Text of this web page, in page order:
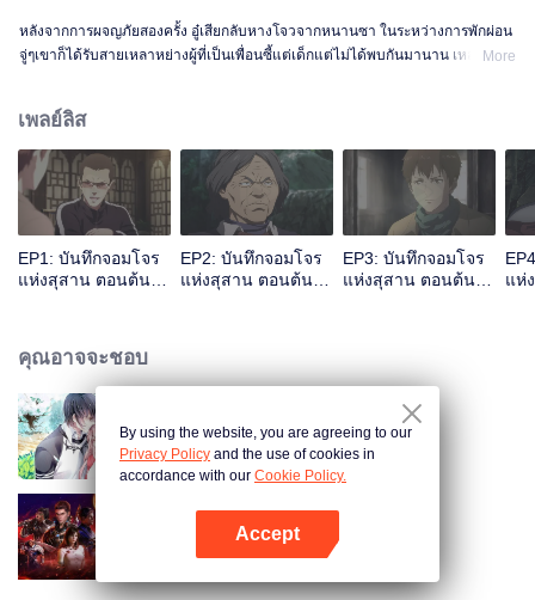
หลังจากการผจญภัยสองครั้ง อู๋เสียกลับหางโจวจากหนานซา ในระหว่างการพักผ่อน
จู่ๆเขาก็ได้รับสายเหลาหย่างผู้ที่เป็นเพื่อนซี้แต่เด็กแต่ไม่ได้พบกันมานาน เหลาหย่า
More
เพลย์ลิส
EP1: บันทึกจอมโจร
แห่งสุสาน ตอนต้นไม้
EP2: บันทึกจอมโจร
แห่งสุสาน ตอนต้นไม้
EP3: บันทึกจอมโจร
แห่งสุสาน ตอนต้นไม้
แห่
คุณอาจจะชอบ
สามีแห่งชาตินำกลับบ้าน SS1
มหาศึกล้างพิภพ
By using the website, you are agreeing to our
Privacy Policy and the use of cookies in
accordance with our Cookie Policy.
Accept